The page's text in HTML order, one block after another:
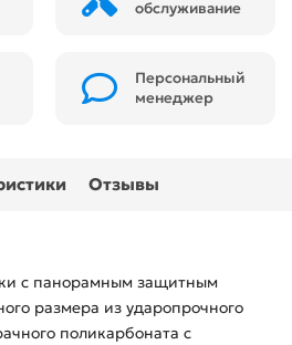
обслуживание
Персональный
менеджер
Отзывы
с панорамным защитным
размера из ударопрочного
поликарбоната с